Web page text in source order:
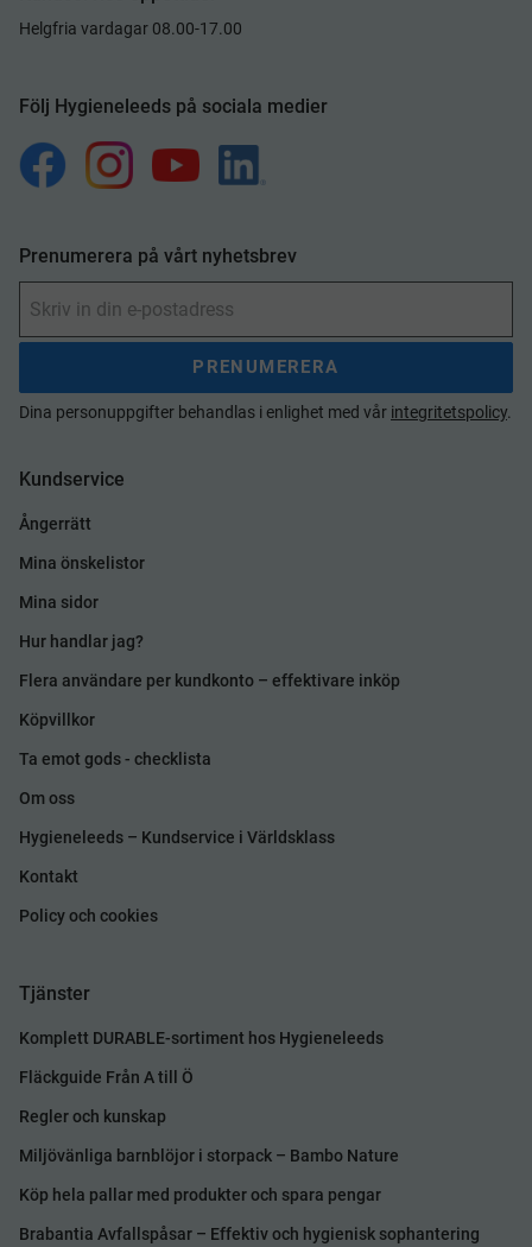
Helgfria vardagar 08.00-17.00
Följ Hygieneleeds på sociala medier
Prenumerera på vårt nyhetsbrev
PRENUMERERA
Dina personuppgifter behandlas i enlighet med vår integritetspolicy.
Kundservice
Ångerrätt
Mina önskelistor
Mina sidor
Hur handlar jag?
Flera användare per kundkonto – effektivare inköp
Köpvillkor
Ta emot gods - checklista
Om oss
Hygieneleeds – Kundservice i Världsklass
Kontakt
Policy och cookies
Tjänster
Komplett DURABLE-sortiment hos Hygieneleeds
Fläckguide Från A till Ö
Regler och kunskap
Miljövänliga barnblöjor i storpack – Bambo Nature
Köp hela pallar med produkter och spara pengar
Brabantia Avfallspåsar – Effektiv och hygienisk sophantering